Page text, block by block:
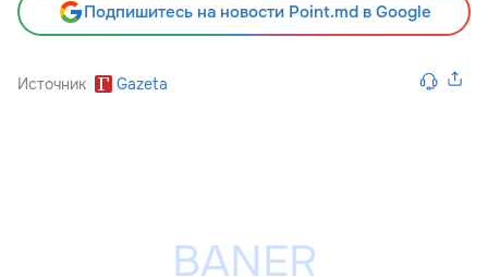
Подпишитесь на новости Point.md в Google
Источник Gazeta